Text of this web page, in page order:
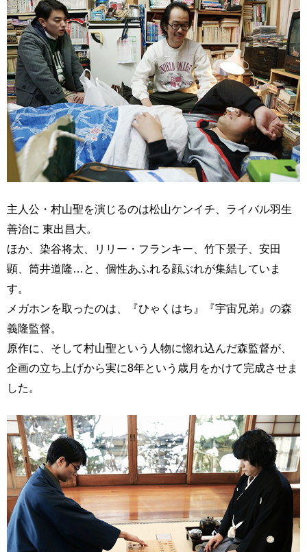
主人公・村山聖を演じるのは松山ケンイチ、ライバル羽生
善治に 東出昌大。
ほか、染谷将太、リリー・フランキー、竹下景子、安田
顕、筒井道隆…と、個性あふれる顔ぶれが集結していま
す。
メガホンを取ったのは、『ひゃくはち』『宇宙兄弟』の森
義隆監督。
原作に、そして村山聖という人物に惚れ込んだ森監督が、
企画の立ち上げから実に8年という歳月をかけて完成させま
した。